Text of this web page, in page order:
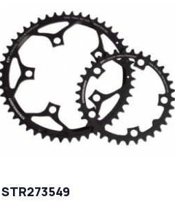
STR273549